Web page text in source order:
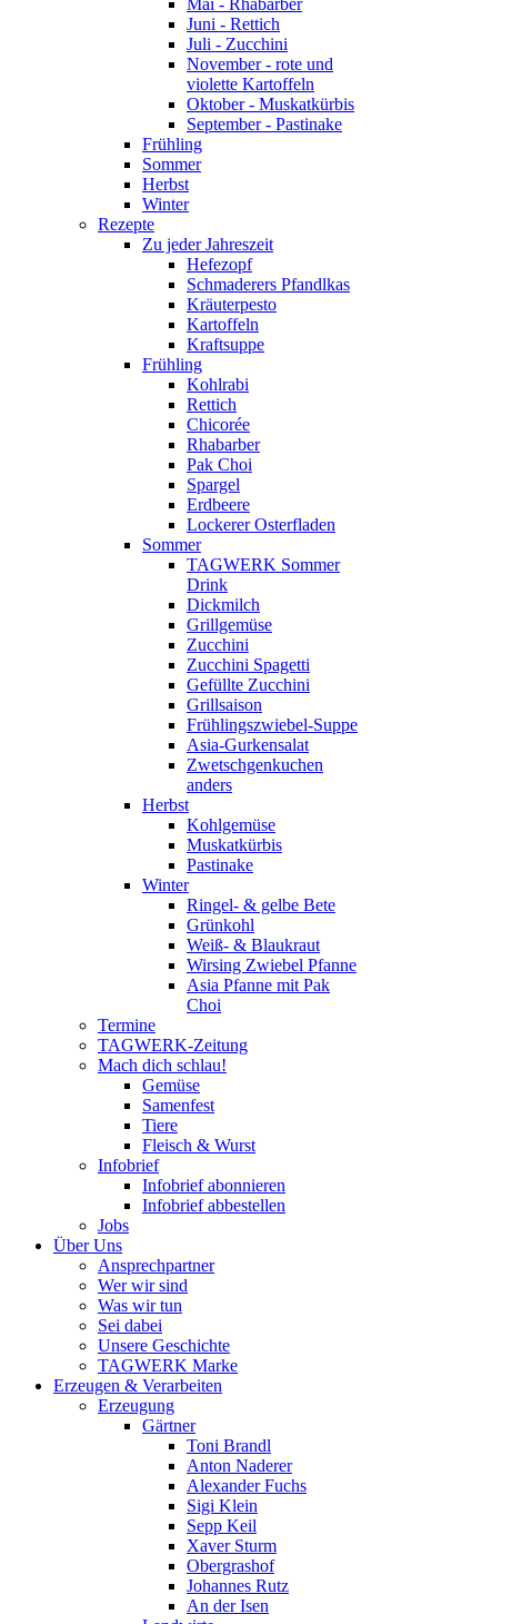
Mai - Rhabarber
Juni - Rettich
Juli - Zucchini
November - rote und
violette Kartoffeln
Oktober - Muskatkürbis
September - Pastinake
Frühling
Sommer
Herbst
Winter
Rezepte
Zu jeder Jahreszeit
Hefezopf
Schmaderers Pfandlkas
Kräuterpesto
Kartoffeln
Kraftsuppe
Frühling
Kohlrabi
Rettich
Chicorée
Rhabarber
Pak Choi
Spargel
Erdbeere
Lockerer Osterfladen
Sommer
TAGWERK Sommer
Drink
Dickmilch
Grillgemüse
Zucchini
Zucchini Spagetti
Gefüllte Zucchini
Grillsaison
Frühlingszwiebel-Suppe
Asia-Gurkensalat
Zwetschgenkuchen
anders
Herbst
Kohlgemüse
Muskatkürbis
Pastinake
Winter
Ringel- & gelbe Bete
Grünkohl
Weiß- & Blaukraut
Wirsing Zwiebel Pfanne
Asia Pfanne mit Pak
Choi
Termine
TAGWERK-Zeitung
Mach dich schlau!
Gemüse
Samenfest
Tiere
Fleisch & Wurst
Infobrief
Infobrief abonnieren
Infobrief abbestellen
Jobs
Über Uns
Ansprechpartner
Wer wir sind
Was wir tun
Sei dabei
Unsere Geschichte
TAGWERK Marke
Erzeugen & Verarbeiten
Erzeugung
Gärtner
Toni Brandl
Anton Naderer
Alexander Fuchs
Sigi Klein
Sepp Keil
Xaver Sturm
Obergrashof
Johannes Rutz
An der Isen